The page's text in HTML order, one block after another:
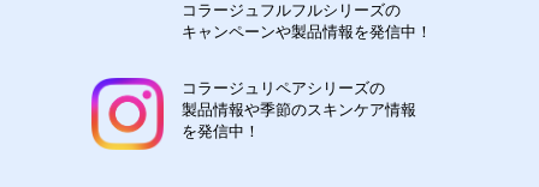
コラージュフルフルシリーズの
キャンペーンや製品情報を発信中！
コラージュリペアシリーズの
製品情報や季節のスキンケア情報
を発信中！